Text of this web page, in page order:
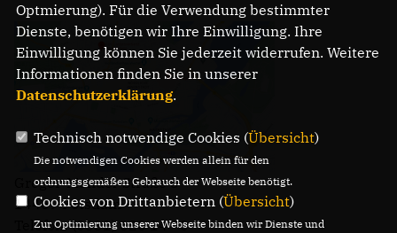
NEWSLETTER ABONNIEREN
BILDER
PROGRAMME
WICHTIGE BESCHLÜSSE DER CDU BRANDENBURG
75 JAHRE CDU BRANDENBURG
SPENDEN
Mitglied werden
Gregor-Mendel-Straße 3
14469 Potsdam
Telefon: (0331) 620 14 - 0
Optmierung). Für die Verwendung bestimmter
Dienste, benötigen wir Ihre Einwilligung. Ihre
Einwilligung können Sie jederzeit widerrufen. Weitere
Informationen finden Sie in unserer
Datenschutzerklärung.
Technisch notwendige Cookies (Übersicht)
Die notwendigen Cookies werden allein für den
ordnungsgemäßen Gebrauch der Webseite benötigt.
Cookies von Drittanbietern (Übersicht)
Zur Optimierung unserer Webseite binden wir Dienste und